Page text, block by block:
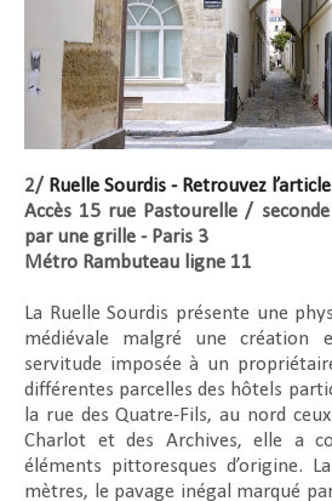
2/ Ruelle Sourdis - Retrouvez
Accès 15 rue Pastourelle /
par une grille - Paris 3
Métro Rambuteau ligne 11
La Ruelle Sourdis présente une
médiévale malgré une création
servitude imposée à un
différentes parcelles des hôtels
la rue des Quatre-Fils, au nord
Charlot et des Archives, elle a
éléments pittoresques d’origine.
mètres, le pavage inégal marqué